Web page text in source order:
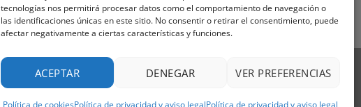
tecnologías nos permitirá procesar datos como el comportamiento de navegación o
las identificaciones únicas en este sitio. No consentir o retirar el consentimiento, puede
afectar negativamente a ciertas características y funciones.
ACEPTAR DENEGAR VER PREFERENCIAS
PayPal Stripe MasterCard
Cash
Delivery